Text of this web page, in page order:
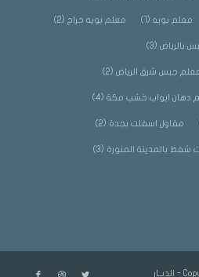
معلم بويه(1) معلم بويه حراج (2)
بالرياض(3)
جبس شرق الرياض(2)
دهان ابواب خشب مكة(4)
مقاول اسفلت بجدة (2)
شفط بالمدينة المنورة (3)